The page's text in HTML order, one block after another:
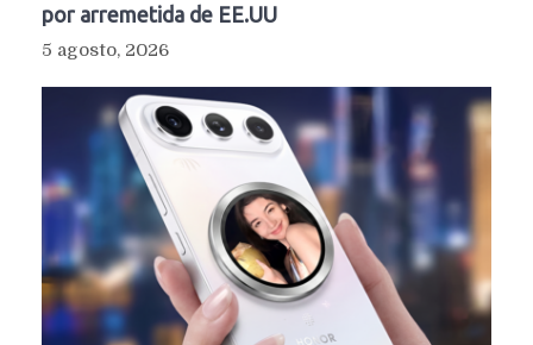
por arremetida de EE.UU
5 agosto, 2026